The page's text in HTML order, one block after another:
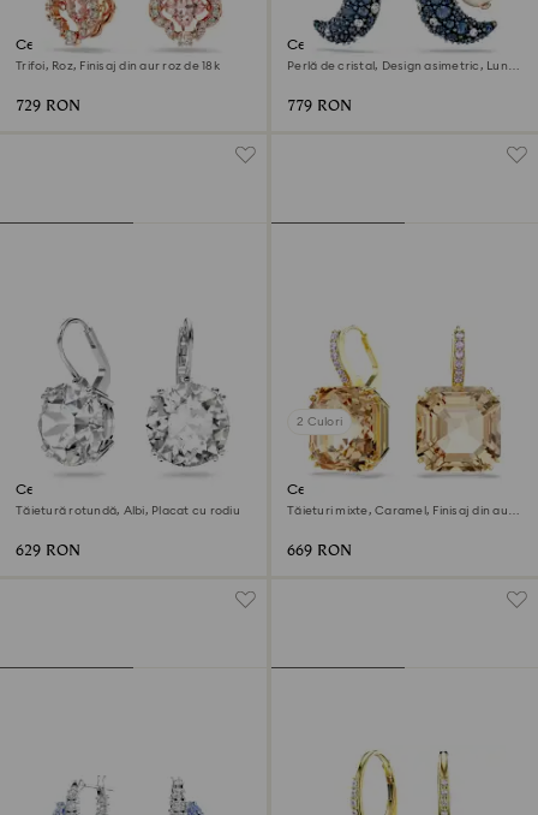
Cercei cu drop Una
Trifoi, Roz, Finisaj din aur roz de 18k
729 RON
Cercei cu drop Sublima
Perlă de cristal, Design asimetric, Lună,
779 RON
Cercei cu drop Millenia
Tăietură rotundă, Albi, Placat cu rodiu
629 RON
2 Culori
Cercei cu drop Millenia
Tăieturi mixte, Caramel, Finisaj din aur
669 RON